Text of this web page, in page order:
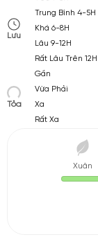
Lưu
Trung Bình 4-5H
Khá 6-8H
Lâu 9-12H
Rất Lâu Trên 12H
Tỏa
Gần
Vừa Phải
Xa
Rất Xa
Xuân